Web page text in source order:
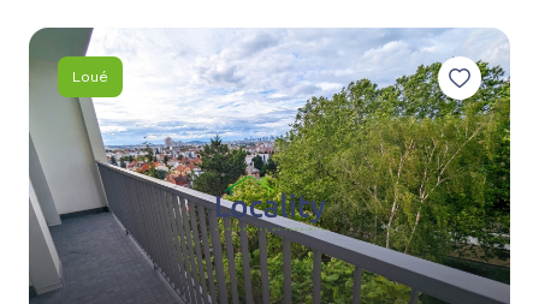
avis
clients
vendus
contact
Loué